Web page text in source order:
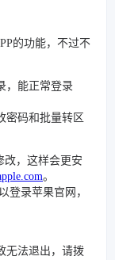
的功能，不过不
，能正常登录
密码和批量转区
改，这样会更安
。
登录苹果官网，
无法退出，请拨